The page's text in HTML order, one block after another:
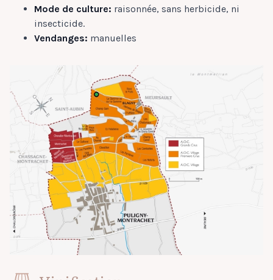
Mode de culture: raisonnée, sans herbicide, ni
insecticide.
Vendanges: manuelles